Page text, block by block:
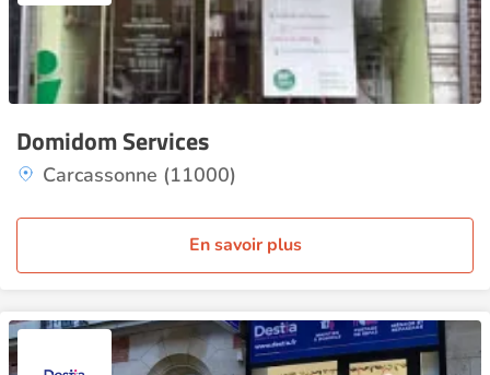
Domidom Services
Carcassonne (11000)
En savoir plus